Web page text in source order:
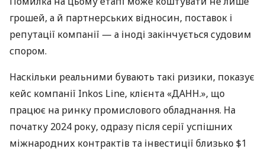
грошей, а й партнерських відносин, поставок і
репутації компанії — а іноді закінчується судовим
спором.
Наскільки реальними бувають такі ризики, показує
кейс компанії Inkos Line, клієнта «ДАНН.», що
працює на ринку промислового обладнання. На
початку 2024 року, одразу після серії успішних
міжнародних контрактів та інвестиції близько $1